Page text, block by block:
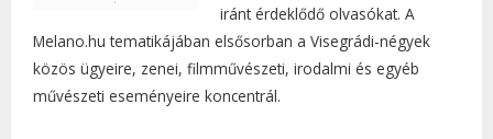
iránt érdeklődő olvasókat. A
Melano.hu tematikájában elsősorban a Visegrádi-négyek
közös ügyeire, zenei, filmművészeti, irodalmi és egyéb
művészeti eseményeire koncentrál.